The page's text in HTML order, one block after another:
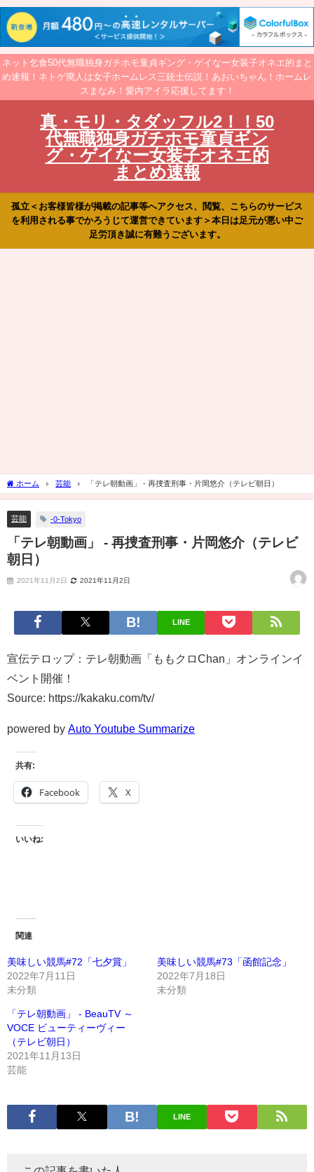
ネット乞食50代無職独身ガチホモ童貞ギング・ゲイなー女装子オネエ的まと
め速報！ネトゲ廃人は女子ホームレス三銃士伝説！あおいちゃん！ホームレ
スまなみ！愛内アイラ応援してます！
真・モリ・タダッフル2！！50
代無職独身ガチホモ童貞ギン
グ・ゲイなー女装子オネエ的
まとめ速報
孤立＜お客様皆様が掲載の記事等へアクセス、閲覧、こちらのサービス
を利用される事でかろうじて運営できています＞本日は足元が悪い中ご
足労頂き誠に有難うございます。
ホーム 芸能 「テレ朝動画」 - 再捜査刑事・片岡悠介（テレビ朝日）
芸能 -0-Tokyo
「テレ朝動画」 - 再捜査刑事・片岡悠介（テレビ
朝日）
2021年11月2日 2021年11月2日
LINE
宣伝テロップ：テレ朝動画「ももクロChan」オンラインイ
ベント開催！
Source: https://kakaku.com/tv/
powered by Auto Youtube Summarize
共有:
Facebook X
いいね:
関連
美味しい競馬#72「七夕賞」
2022年7月11日
未分類
美味しい競馬#73「函館記念」
2022年7月18日
未分類
「テレ朝動画」 - BeauTV ～
VOCE ビューティーヴィー
（テレビ朝日）
2021年11月13日
芸能
LINE